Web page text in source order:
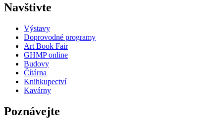
Navštivte
Výstavy
Doprovodné programy
Art Book Fair
GHMP online
Budovy
Čítárna
Knihkupectví
Kavárny
Poznávejte